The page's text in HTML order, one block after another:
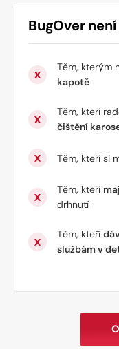
BugOvernení
Těm, kterým
kapotě
Těm, kteří
čištění
Těm, kteří si
Těm, kteří
drhnutí
Těm, kteří
službám v